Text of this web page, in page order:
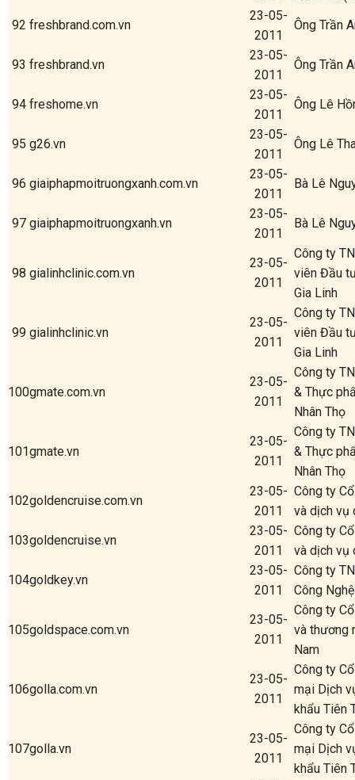
92 freshbrand.com.vn
23-05-
2011
Ông Trần
93 freshbrand.vn
23-05-
2011
Ông Trần
94 freshome.vn
23-05-
2011
Ông Lê
95 g26.vn
23-05-
2011
Ông Lê
96 giaiphapmoitruongxanh.com.vn
23-05-
2011
Bà Lê
97 giaiphapmoitruongxanh.vn
23-05-
2011
Bà Lê
98 gialinhclinic.com.vn
23-05-
2011
Công ty
viên Đầu
Gia Linh
99 gialinhclinic.vn
23-05-
2011
Công ty
viên Đầu
Gia Linh
100gmate.com.vn
23-05-
2011
Công ty
& Thực
Nhân Thọ
101gmate.vn
23-05-
2011
Công ty
& Thực
Nhân Thọ
102goldencruise.com.vn
23-05-
2011
Công ty
và dịch vụ
103goldencruise.vn
23-05-
2011
Công ty
và dịch vụ
104goldkey.vn
23-05-
2011
Công ty
Công Nghệ
105goldspace.com.vn
23-05-
2011
Công ty
và thương
Nam
106golla.com.vn
23-05-
2011
Công ty
mại Dịch
khẩu Tiên
107golla.vn
23-05-
2011
Công ty
mại Dịch
khẩu Tiên